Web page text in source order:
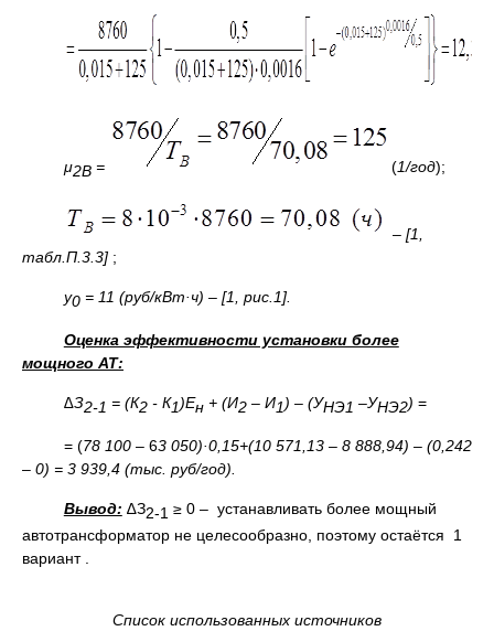
μ2В= (1/год);
– [1,
табл.П.3.3] ;
у0= 11 (руб/кВт·ч) – [1, рис.1].
Оценка эффективности установки более
мощного АТ:
∆З2-1 = (К2- К1)Ен+ (И2– И1) – (УНЭ1 –УНЭ2) =
= (78 100 – 63 050)·0,15+(10 571,13 – 8 888,94) – (0,242
– 0) = 3 939,4 (тыс. руб/год).
Вывод: ∆З2-1 ≥ 0 – устанавливать более мощный
автотрансформатор не целесообразно, поэтому остаётся 1
вариант .
Список использованных источников